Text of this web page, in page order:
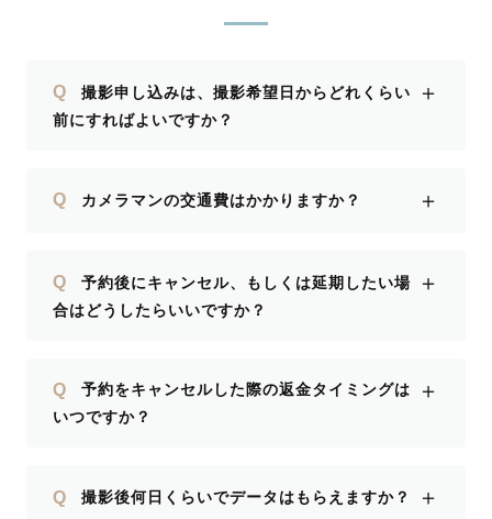
Q
撮影申し込みは、撮影希望日からどれくらい
前にすればよいですか？
＋
Q カメラマンの交通費はかかりますか？ ＋
Q
予約後にキャンセル、もしくは延期したい場
合はどうしたらいいですか？
＋
Q
予約をキャンセルした際の返金タイミングは
いつですか？
＋
Q 撮影後何日くらいでデータはもらえますか？ ＋